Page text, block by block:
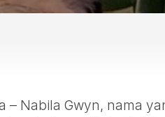
– Nabila Gwyn, nama